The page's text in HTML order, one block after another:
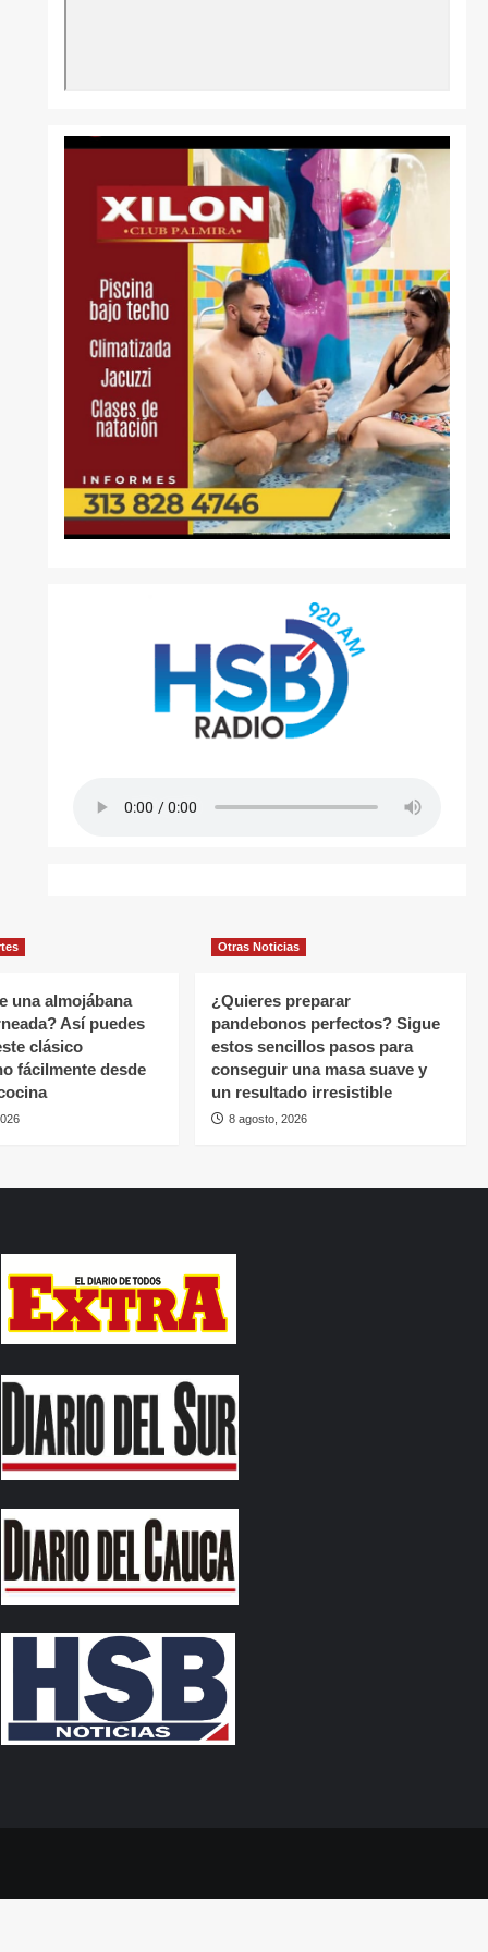
una almojábana
Así puedes
clásico
fácilmente desde
Otras Noticias
¿Quieres preparar
pandebonos perfectos? Sigue
estos sencillos pasos para
conseguir una masa suave y
un resultado irresistible
8 agosto, 2026